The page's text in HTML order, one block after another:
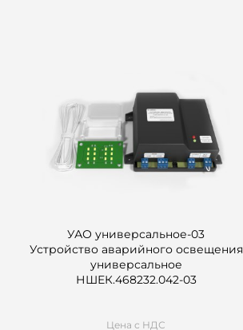
УАО универсальное-03
Устройство аварийного освещения
универсальное
НШЕК.468232.042-03
Цена с НДС